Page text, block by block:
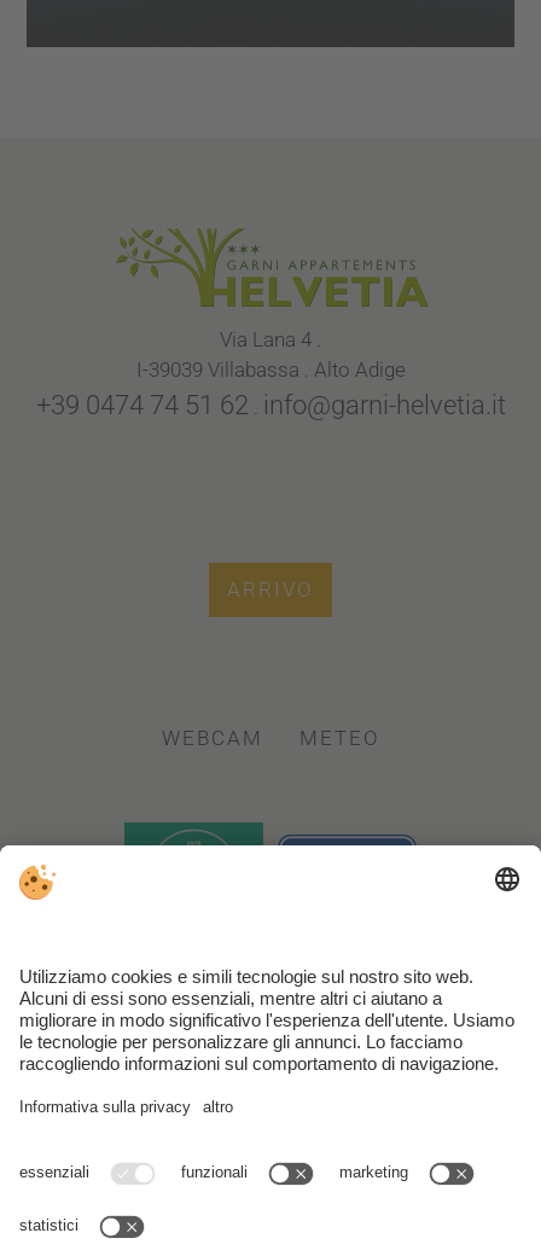
Via Lana 4 .
I-39039 Villabassa . Alto Adige
+39 0474 74 51 62 . info@garni-helvetia.it
ARRIVO
WEBCAM METEO